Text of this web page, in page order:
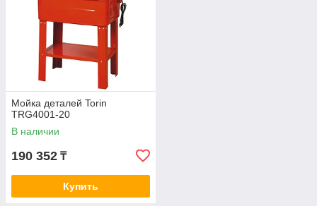
Мойка деталей Torin
TRG4001-20
В наличии
190 352 ₸
Купить